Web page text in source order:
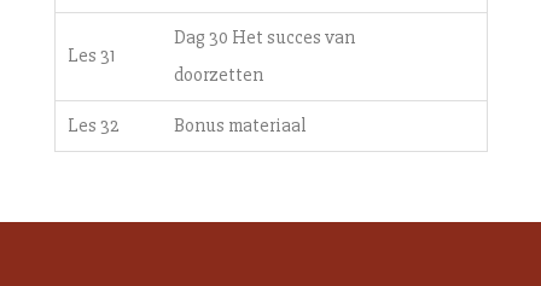
Les 31
Dag 30 Het succes van
doorzetten
Les 32 Bonus materiaal